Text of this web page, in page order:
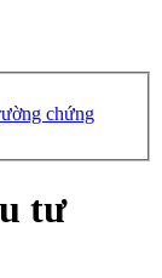
chứng
tư